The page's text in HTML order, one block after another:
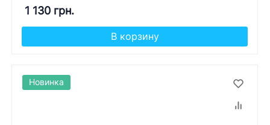
1 130 грн.
В корзину
Новинка